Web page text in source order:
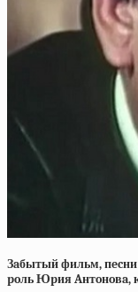
Зaбытый фильм, пecни
poль Юpия Aнтoнoвa,